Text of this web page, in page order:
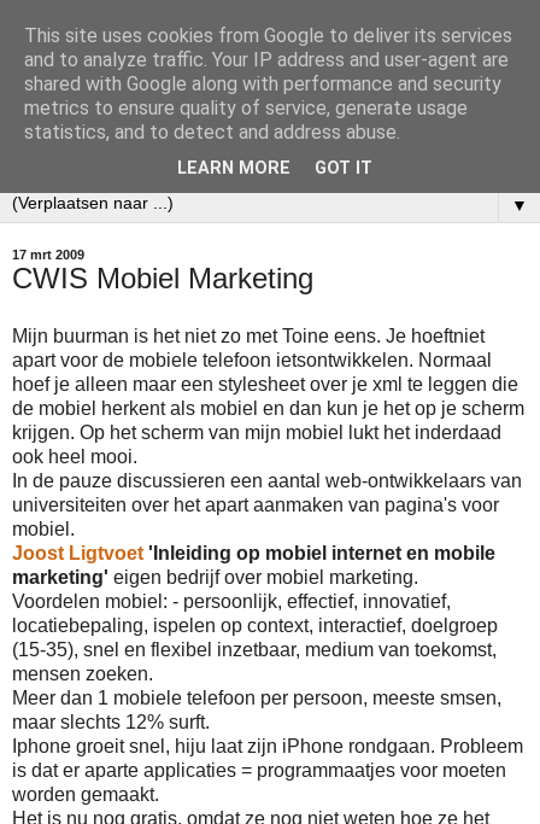
Ecobibl
Weblog over mijn werk als informatiespecialist bij het
Nederlands Instituut voor Ecologie (NIOO-KNAW).
▼
17 mrt 2009
CWIS Mobiel Marketing
Mijn buurman is het niet zo met Toine eens. Je hoeftniet
apart voor de mobiele telefoon ietsontwikkelen. Normaal
hoef je alleen maar een stylesheet over je xml te leggen die
de mobiel herkent als mobiel en dan kun je het op je scherm
krijgen. Op het scherm van mijn mobiel lukt het inderdaad
ook heel mooi.
In de pauze discussieren een aantal web-ontwikkelaars van
universiteiten over het apart aanmaken van pagina's voor
mobiel.
Joost Ligtvoet 'Inleiding op mobiel internet en mobile
marketing' eigen bedrijf over mobiel marketing.
Voordelen mobiel: - persoonlijk, effectief, innovatief,
locatiebepaling, ispelen op context, interactief, doelgroep
(15-35), snel en flexibel inzetbaar, medium van toekomst,
mensen zoeken.
Meer dan 1 mobiele telefoon per persoon, meeste smsen,
maar slechts 12% surft.
Iphone groeit snel, hiju laat zijn iPhone rondgaan. Probleem
is dat er aparte applicaties = programmaatjes voor moeten
worden gemaakt.
Het is nu nog gratis, omdat ze nog niet weten hoe ze het
This site uses cookies from Google to deliver its services
and to analyze traffic. Your IP address and user-agent are
shared with Google along with performance and security
metrics to ensure quality of service, generate usage
statistics, and to detect and address abuse.
LEARN MORE GOT IT